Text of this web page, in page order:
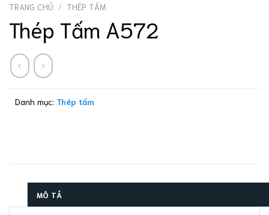
TRANG CHỦ / THÉP TẤM
Thép Tấm A572
Danh mục: Thép tấm
MÔ TẢ